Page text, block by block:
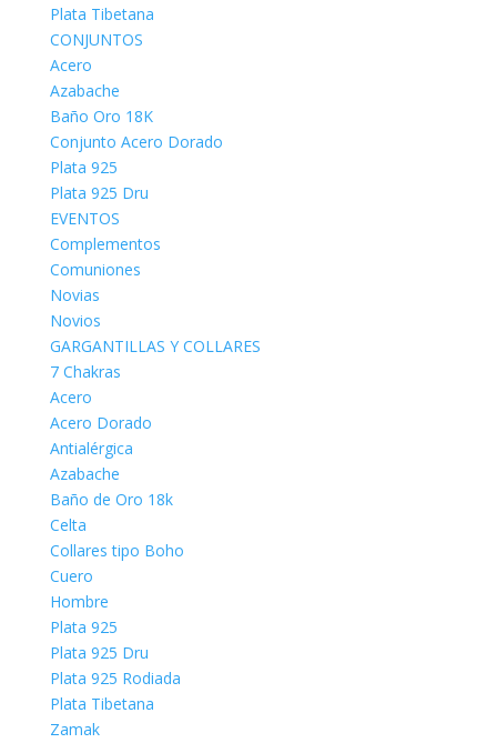
Plata Tibetana
CONJUNTOS
Acero
Azabache
Baño Oro 18K
Conjunto Acero Dorado
Plata 925
Plata 925 Dru
EVENTOS
Complementos
Comuniones
Novias
Novios
GARGANTILLAS Y COLLARES
7 Chakras
Acero
Acero Dorado
Antialérgica
Azabache
Baño de Oro 18k
Celta
Collares tipo Boho
Cuero
Hombre
Plata 925
Plata 925 Dru
Plata 925 Rodiada
Plata Tibetana
Zamak